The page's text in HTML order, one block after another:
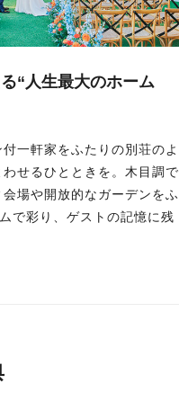
“人生最大のホーム
一軒家をふたりの別荘のよ
せるひとときを。木目調で
場や開放的なガーデンをふ
で彩り、ゲストの記憶に残